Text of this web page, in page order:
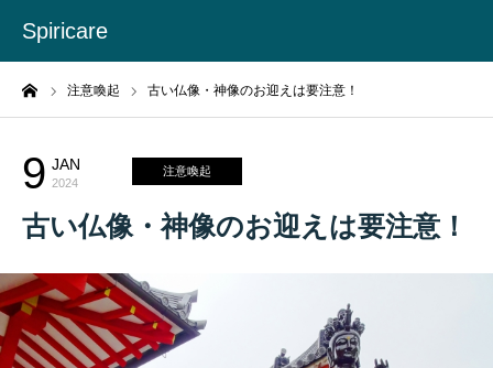
Spiricare
注意喚起 古い仏像・神像のお迎えは要注意！
9 JAN
2024
注意喚起
古い仏像・神像のお迎えは要注意！